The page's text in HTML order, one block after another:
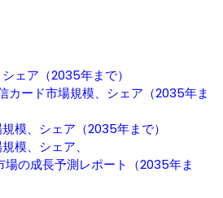
ェア（2035年まで）
カード市場規模、シェア（2035年ま
模、シェア（2035年まで）
模、シェア、
の成長予測レポート（2035年ま